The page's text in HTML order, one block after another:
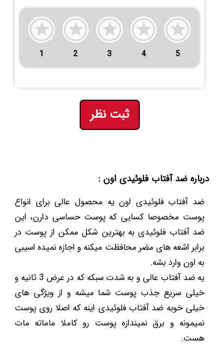
1 2 3 4 5
ثبت نظر
درباره ضد آفتاب فلوئیدی اون :
ضد آفتاب فلوئیدی اون یه محصول عالی برای انواع
پوست مخصوصا کسایی که پوست حساسی دارن، این
ضد آفتاب فلوئیدی به بهترین شکل ممکن از پوست در
برابر اشعه های مضر محافظت میکنه و اجازه نمیده اسیبی
به اون وارد بشه.
یه ضد آفتاب عالی و به شدت سبکه که در عرض 3 ثانیه و
خیلی سریع جذب پوست شما میشه و از ویژگی های
خیلی خوبه ضد آفتاب فلوئیدی اینه که اصلا روی پوست
نمیمونه و برق نمیندازه پوست رو کاملا ماماته مات
هست.